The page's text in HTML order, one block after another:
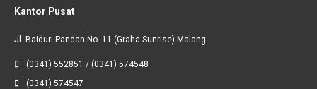
Kantor Pusat
Jl. Baiduri Pandan No. 11 (Graha Sunrise) Malang
(0341) 552851 / (0341) 574548
(0341) 574547